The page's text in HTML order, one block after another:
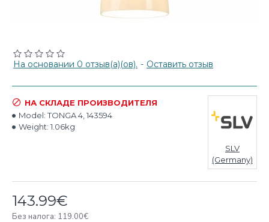
На основании 0 отзыв(а)(ов). - Оставить отзыв
143.99€
Без налога: 119.00€
НА СКЛАДЕ ПРОИЗВОДИТЕЛЯ
Model: TONGA 4, 143594
Weight: 1.06kg
SLV
(Germany)